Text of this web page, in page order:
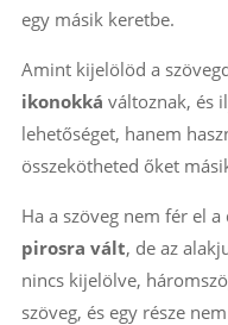
egy másik keretbe.
Amint kijelölöd a
ikonokká változnak, és
lehetőséget, hanem
összekötheted őket
Ha a szöveg nem fér el
pirosra vált, de az
nincs kijelölve,
szöveg, és egy része